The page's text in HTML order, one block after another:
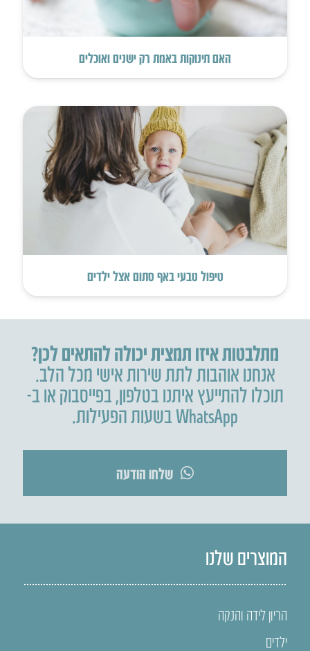
האם תינוקות באמת רק ישנים ואוכלים
טיפול טבעי באף סתום אצל ילדים
מתלבטות איזו תמצית יכולה להתאים לכן?
אנחנו אוהבות לתת שירות אישי מכל הלב.
תוכלו להתייעץ איתנו בטלפון,בפייסבוק או ב-
WhatsApp בשעות הפעילות.
שלחו הודעה
המוצרים שלנו
הריון לידה והנקה
ילדים